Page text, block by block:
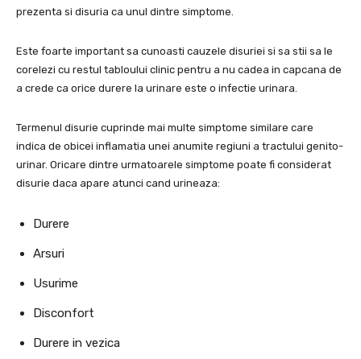
prezenta si disuria ca unul dintre simptome.
Este foarte important sa cunoasti cauzele disuriei si sa stii sa le
corelezi cu restul tabloului clinic pentru a nu cadea in capcana de
a crede ca orice durere la urinare este o infectie urinara.
Termenul disurie cuprinde mai multe simptome similare care
indica de obicei inflamatia unei anumite regiuni a tractului genito-
urinar. Oricare dintre urmatoarele simptome poate fi considerat
disurie daca apare atunci cand urineaza:
Durere
Arsuri
Usurime
Disconfort
Durere in vezica